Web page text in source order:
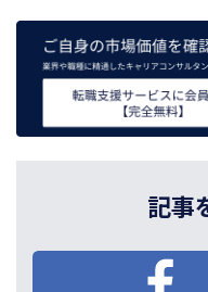
記事